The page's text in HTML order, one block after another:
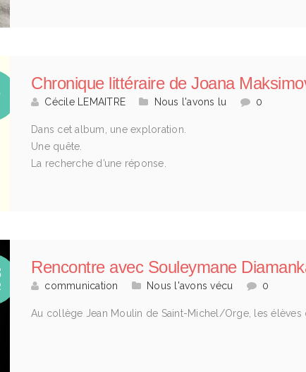
Chronique littéraire de Joana
Cécile LEMAITRE Nous l'avons lu 0
Dans cet album, une exploration.
Une quête.
La recherche d’une réponse.
Rencontre avec Souleymane
communication Nous l'avons vécu 0
Au collège Jean Moulin de Saint-Michel/Orge, les élèves